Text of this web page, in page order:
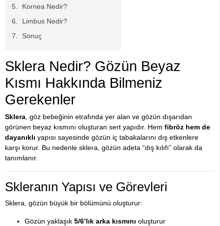
Kornea Nedir?
Limbus Nedir?
Sonuç
Sklera Nedir? Gözün Beyaz
Kısmı Hakkında Bilmeniz
Gerekenler
Sklera, göz bebeğinin etrafında yer alan ve gözün dışarıdan
görünen beyaz kısmını oluşturan sert yapıdır. Hem fibröz hem de
dayanıklı yapısı sayesinde gözün iç tabakalarını dış etkenlere
karşı korur. Bu nedenle sklera, gözün adeta “dış kılıfı” olarak da
tanımlanır.
Skleranın Yapısı ve Görevleri
Sklera, gözün büyük bir bölümünü oluşturur:
Gözün yaklaşık 5/6’lık arka kısmını oluşturur